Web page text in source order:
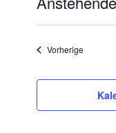
Vorherige